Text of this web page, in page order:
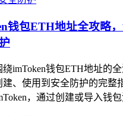
钱包ETH地址全攻略
imToken钱包ETH地址的
建、使用到安全防护的完整
，通过创建或导入钱